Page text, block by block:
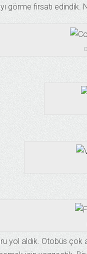
fırsatı edindik.
yol aldık. Otobüs